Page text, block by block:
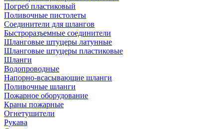
Погреб пластиковый
Поливочные пистолеты
Соединители для шлангов
Быстроразъемные соединители
Шланговые штуцеры латунные
Шланговые штуцеры пластиковые
Шланги
Водопроводные
Напорно-всасывающие шланги
Поливочные шланги
Пожарное оборудование
Краны пожарные
Огнетушители
Рукава